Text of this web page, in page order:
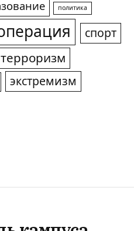
политика
спорт
терроризм
экстремизм